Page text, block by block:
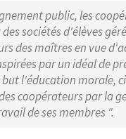
public, les
sociétés d'élèves
des maîtres en vue
par un idéal de
l'éducation morale,
coopérateurs par la
de ses membres ".